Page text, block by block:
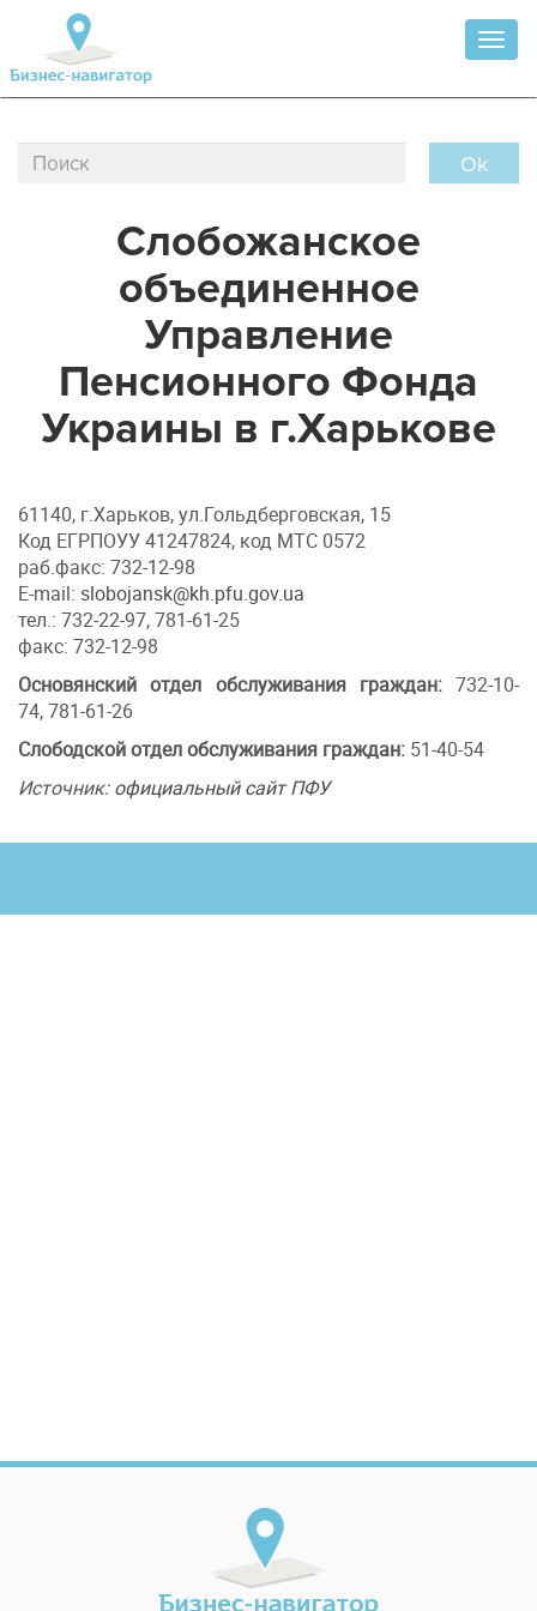
Ok
Слобожанское
объединенное
Управление
Пенсионного Фонда
Украины в г.Харькове
61140, г.Харьков, ул.Гольдберговская, 15
Код ЕГРПОУУ 41247824, код МТС 0572
раб.факс: 732-12-98
E-mail: slobojansk@kh.pfu.gov.ua
тел.: 732-22-97, 781-61-25
факс: 732-12-98
Основянский отдел обслуживания граждан: 732-10-
74, 781-61-26
Слободской отдел обслуживания граждан: 51-40-54
Источник:официальный сайт ПФУ